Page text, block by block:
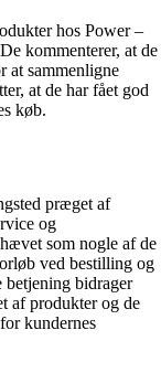
hos Power –
kommenterer, at de
at sammenligne
at de har fået god
køb.
præget af
og
som nogle af de
ved bestilling og
betjening bidrager
af produkter og de
kundernes